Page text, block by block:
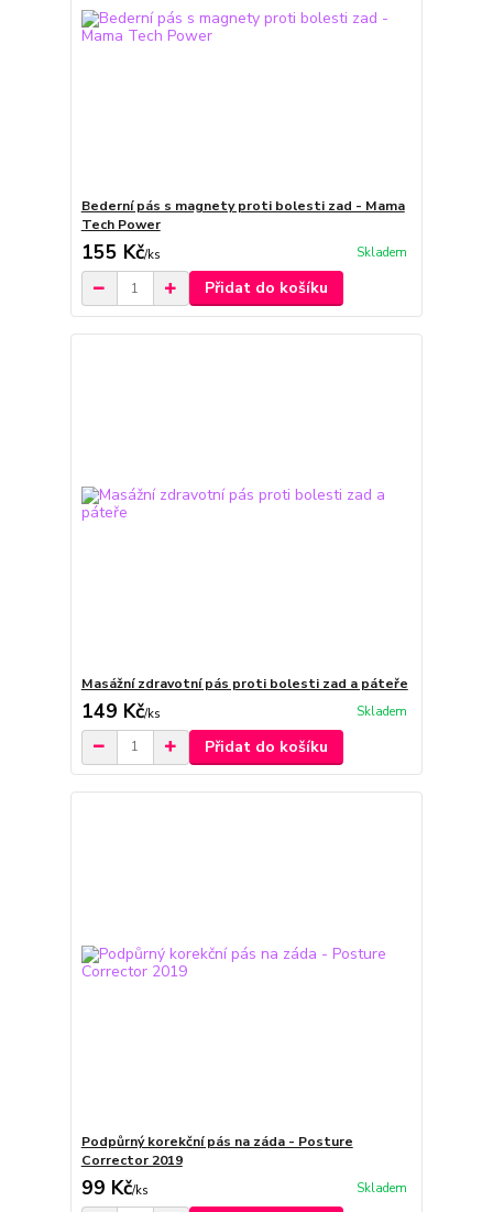
Bederní pás s magnety proti bolesti zad - Mama
Tech Power
155 Kč/ks Skladem
Přidat do košíku
Masážní zdravotní pás proti bolesti zad a páteře
149 Kč/ks Skladem
Přidat do košíku
Podpůrný korekční pás na záda - Posture
Corrector 2019
99 Kč/ks Skladem